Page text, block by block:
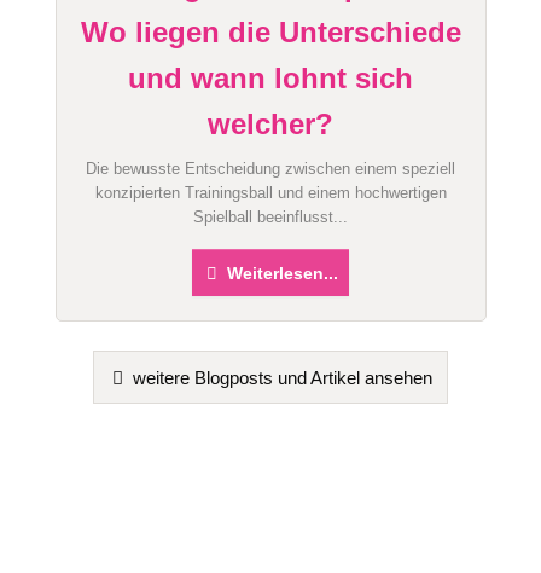
Wo liegen die Unterschiede
und wann lohnt sich
welcher?
Die bewusste Entscheidung zwischen einem speziell
konzipierten Trainingsball und einem hochwertigen
Spielball beeinflusst...
Weiterlesen...
weitere Blogposts und Artikel ansehen